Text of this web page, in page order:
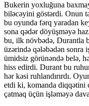
Bukerin yoxluğuna
biləcəyini göstərdi. Onun
bu oyunda fərq yaradan
sona qədər döyüşməyə
bu, ilk növbədə, Durantla
üzərində qələbədən sonra
ümidsiz görünəndə belə,
hiss edirdi. Durant bu
hər kəsi ruhlandırırdı.
etdi ki, komanda diqqətini
çatmaq üçün işləməyə